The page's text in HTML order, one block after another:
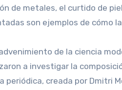
de metales, el curtido de
son ejemplos de cómo
de la ciencia
a investigar la
periódica, creada por Dmitri